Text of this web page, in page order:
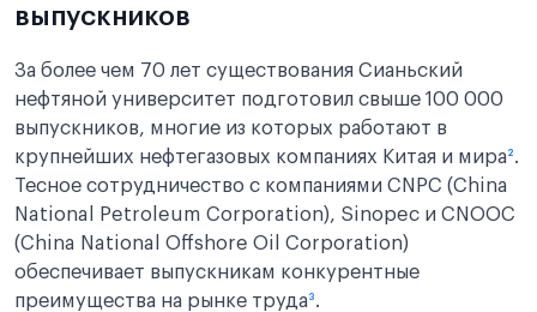
выпускников
За более чем 70 лет существования Сианьский
нефтяной университет подготовил свыше 100 000
выпускников, многие из которых работают в
крупнейших нефтегазовых компаниях Китая и мира².
Тесное сотрудничество с компаниями CNPC (China
National Petroleum Corporation), Sinopec и CNOOC
(China National Offshore Oil Corporation)
обеспечивает выпускникам конкурентные
преимущества на рынке труда³.